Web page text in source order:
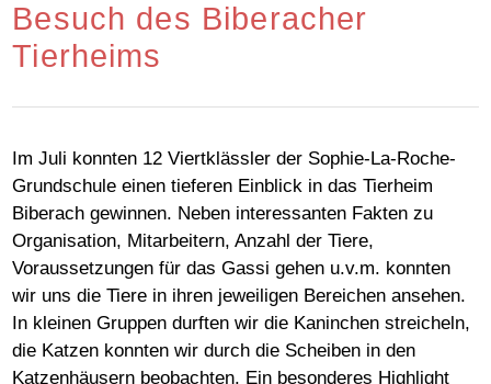
Besuch des Biberacher
Tierheims
Im Juli konnten 12 Viertklässler der Sophie-La-Roche-
Grundschule einen tieferen Einblick in das Tierheim
Biberach gewinnen. Neben interessanten Fakten zu
Organisation, Mitarbeitern, Anzahl der Tiere,
Voraussetzungen für das Gassi gehen u.v.m. konnten
wir uns die Tiere in ihren jeweiligen Bereichen ansehen.
In kleinen Gruppen durften wir die Kaninchen streicheln,
die Katzen konnten wir durch die Scheiben in den
Katzenhäusern beobachten. Ein besonderes Highlight